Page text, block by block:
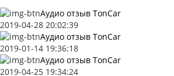
Аудио отзыв TonCar
2019-04-28 20:02:39
Аудио отзыв TonCar
2019-01-14 19:36:18
Аудио отзыв TonCar
2019-04-25 19:34:24